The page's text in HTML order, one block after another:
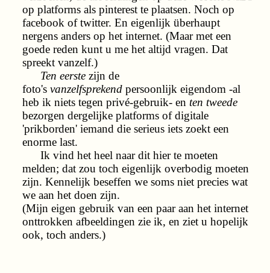
op platforms als pinterest te plaatsen. Noch op
facebook of twitter. En eigenlijk überhaupt
nergens anders op het internet. (Maar met een
goede reden kunt u me het altijd vragen. Dat
spreekt vanzelf.)
Ten eerste zijn de
foto's vanzelfsprekend persoonlijk eigendom -al
heb ik niets tegen privé-gebruik- en ten tweede
bezorgen dergelijke platforms of digitale
'prikborden' iemand die serieus iets zoekt een
enorme last.
Ik vind het heel naar dit hier te moeten
melden; dat zou toch eigenlijk overbodig moeten
zijn. Kennelijk beseffen we soms niet precies wat
we aan het doen zijn.
(Mijn eigen gebruik van een paar aan het internet
onttrokken afbeeldingen zie ik, en ziet u hopelijk
ook, toch anders.)